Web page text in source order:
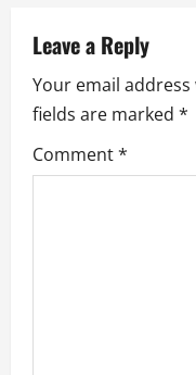
i
g
a
Leave a Reply
Your email
fields are marked *
Comment*